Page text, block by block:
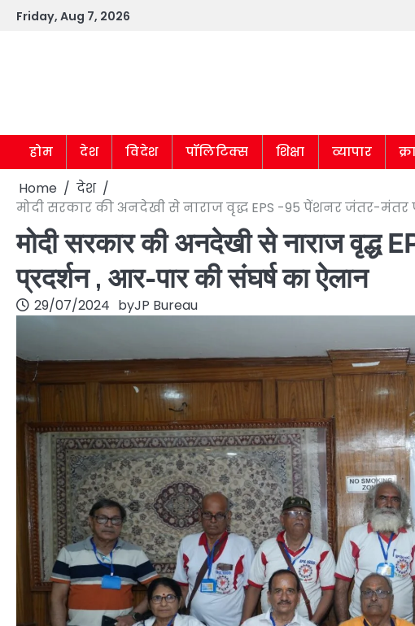
SkipFriday, Aug 7, 2026
होम देश विदेश पॉलिटिक्स शिक्षा व्यापार
Home
देश
मोदी सरकार की अनदेखी से नाराज वृद्ध EPS -95 पेंशनर जंतर-मंतर
मोदी सरकार की अनदेखी से नाराज
प्रदर्शन , आर-पार की संघर्ष का ऐलान
29/07/2024 byJP Bureau